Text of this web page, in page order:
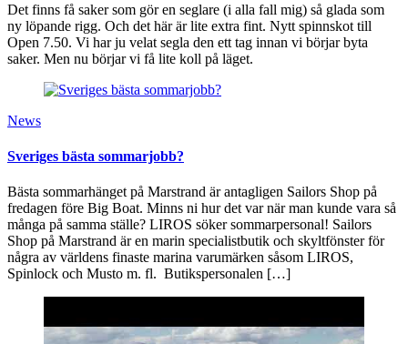
Det finns få saker som gör en seglare (i alla fall mig) så glada som
ny löpande rigg. Och det här är lite extra fint. Nytt spinnskot till
Open 7.50. Vi har ju velat segla den ett tag innan vi börjar byta
saker. Men nu börjar vi få lite koll på läget.
News
Sveriges bästa sommarjobb?
Bästa sommarhänget på Marstrand är antagligen Sailors Shop på
fredagen före Big Boat. Minns ni hur det var när man kunde vara så
många på samma ställe? LIROS söker sommarpersonal! Sailors
Shop på Marstrand är en marin specialistbutik och skyltfönster för
några av världens finaste marina varumärken såsom LIROS,
Spinlock och Musto m. fl. Butikspersonalen […]